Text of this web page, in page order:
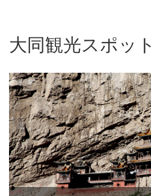
大同観光スポット